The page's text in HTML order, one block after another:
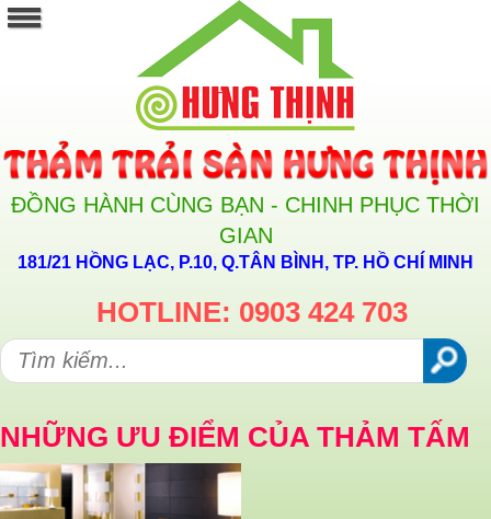
ĐỒNG HÀNH CÙNG BẠN - CHINH PHỤC THỜI
GIAN
181/21 HỒNG LẠC, P.10, Q.TÂN BÌNH, TP. HỒ CHÍ MINH
HOTLINE: 0903 424 703
NHỮNG ƯU ĐIỂM CỦA THẢM TẤM